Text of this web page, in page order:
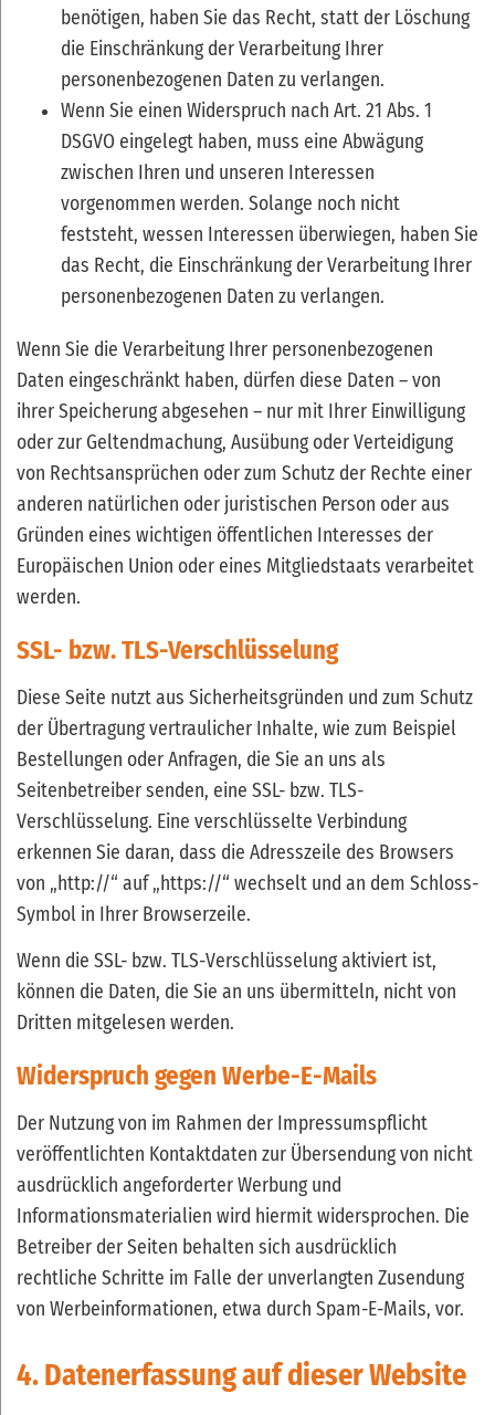
benötigen, haben Sie das Recht, statt der Löschung
die Einschränkung der Verarbeitung Ihrer
personenbezogenen Daten zu verlangen.
Wenn Sie einen Widerspruch nach Art. 21 Abs. 1
DSGVO eingelegt haben, muss eine Abwägung
zwischen Ihren und unseren Interessen
vorgenommen werden. Solange noch nicht
feststeht, wessen Interessen überwiegen, haben Sie
das Recht, die Einschränkung der Verarbeitung Ihrer
personenbezogenen Daten zu verlangen.
Wenn Sie die Verarbeitung Ihrer personenbezogenen
Daten eingeschränkt haben, dürfen diese Daten – von
ihrer Speicherung abgesehen – nur mit Ihrer Einwilligung
oder zur Geltendmachung, Ausübung oder Verteidigung
von Rechtsansprüchen oder zum Schutz der Rechte einer
anderen natürlichen oder juristischen Person oder aus
Gründen eines wichtigen öffentlichen Interesses der
Europäischen Union oder eines Mitgliedstaats verarbeitet
werden.
SSL- bzw. TLS-Verschlüsselung
Diese Seite nutzt aus Sicherheitsgründen und zum Schutz
der Übertragung vertraulicher Inhalte, wie zum Beispiel
Bestellungen oder Anfragen, die Sie an uns als
Seitenbetreiber senden, eine SSL- bzw. TLS-
Verschlüsselung. Eine verschlüsselte Verbindung
erkennen Sie daran, dass die Adresszeile des Browsers
von „http://“ auf „https://“ wechselt und an dem Schloss-
Symbol in Ihrer Browserzeile.
Wenn die SSL- bzw. TLS-Verschlüsselung aktiviert ist,
können die Daten, die Sie an uns übermitteln, nicht von
Dritten mitgelesen werden.
Widerspruch gegen Werbe-E-Mails
Der Nutzung von im Rahmen der Impressumspflicht
veröffentlichten Kontaktdaten zur Übersendung von nicht
ausdrücklich angeforderter Werbung und
Informationsmaterialien wird hiermit widersprochen. Die
Betreiber der Seiten behalten sich ausdrücklich
rechtliche Schritte im Falle der unverlangten Zusendung
von Werbeinformationen, etwa durch Spam-E-Mails, vor.
4. Datenerfassung auf dieser Website